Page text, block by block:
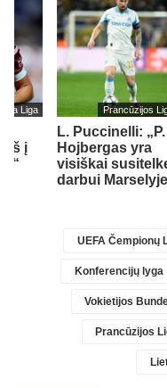
La Liga
į
Prancūzijos
L. Puccinelli: „P.
Hojbergas yra
visiškai
darbui
UEFA Čempionų
Konferencijų lyga
Vokietijos
Prancūzijos